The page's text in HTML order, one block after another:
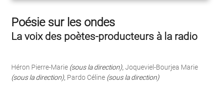
Poésie sur les ondes
La voix des poètes-producteurs à la radio
Héron Pierre-Marie (sous la direction), Joqueviel-Bourjea Marie
(sous la direction), Pardo Céline (sous la direction)